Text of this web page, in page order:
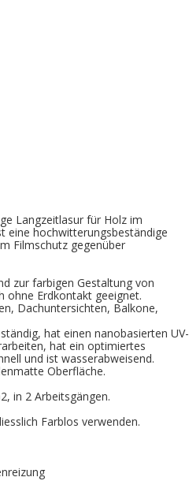
Langzeitlasur für Holz im
eine hochwitterungsbeständige
Filmschutz gegenüber
zur farbigen Gestaltung von
ohne Erdkontakt geeignet.
Dachuntersichten, Balkone,
hat einen nanobasierten UV-
hat ein optimiertes
und ist wasserabweisend.
Oberfläche.
in 2 Arbeitsgängen.
Farblos verwenden.